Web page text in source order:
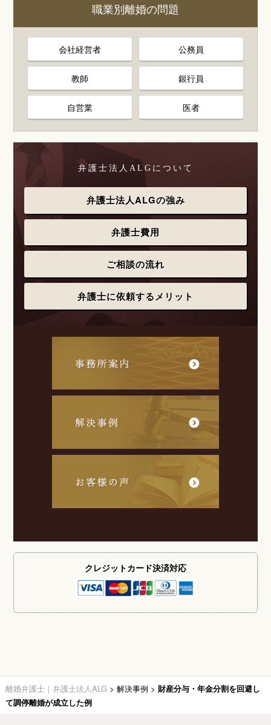
職業別離婚の問題
会社経営者 公務員
教師 銀行員
自営業 医者
弁護士法人ALGについて
弁護士法人ALGの強み
弁護士費用
ご相談の流れ
弁護士に依頼するメリット
クレジットカード決済対応
離婚弁護士｜弁護士法人ALG > 解決事例 > 財産分与・年金分割を回避し
て調停離婚が成立した例